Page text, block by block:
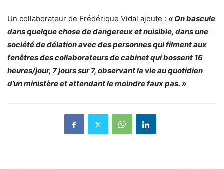
Un collaborateur de Frédérique Vidal ajoute : « Onbascule
dans quelque chose de dangereux et nuisible, dans une
société de délation avec des personnes qui filment aux
fenêtres des collaborateurs de cabinet qui bossent 16
heures/jour, 7 jours sur 7, observant la vie au quotidien
d’un ministère et attendant le moindre faux pas. »